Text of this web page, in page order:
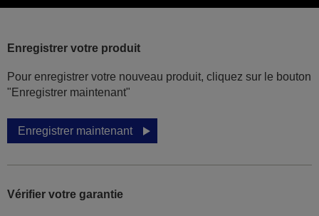
Enregistrer votre produit
Pour enregistrer votre nouveau produit, cliquez sur le bouton
"Enregistrer maintenant"
Enregistrer maintenant
Vérifier votre garantie